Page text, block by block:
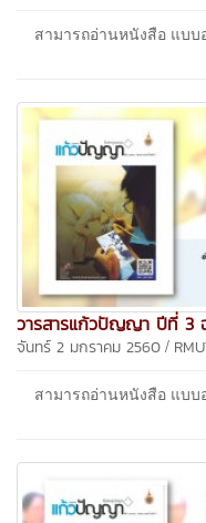
สามารถอ่านหนังสือ แบบ
วารสารแก้วปัญญา ปีที่ 3
จันทร์ 2 มกราคม 2560 /
สามารถอ่านหนังสือ แบบ